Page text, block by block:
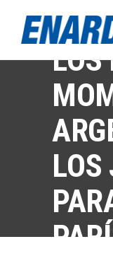
LOS
LOS